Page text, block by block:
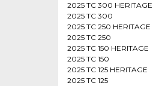
2025 TC 300 HERITAGE
2025 TC 300
2025 TC 250 HERITAGE
2025 TC 250
2025 TC 150 HERITAGE
2025 TC 150
2025 TC 125 HERITAGE
2025 TC 125